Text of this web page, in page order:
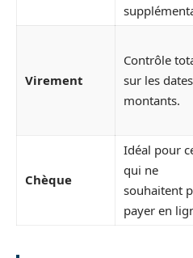
Virement
Contrôle
sur les
montants.
Chèque
Idéal pour
qui ne
souhaitent
payer en